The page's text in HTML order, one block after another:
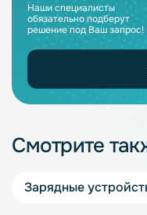
Наши специалисты
обязательно подберут
решение под Ваш запрос!
Смотрите
Зарядные